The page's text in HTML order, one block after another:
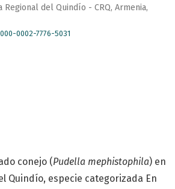
Regional del Quindío - CRQ, Armenia,
0002-7776-5031
conejo (Pudella mephistophila) en
Quindío, especie categorizada En